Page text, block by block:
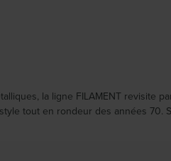
la ligne FILAMENT revisite
tout en rondeur des années 70.